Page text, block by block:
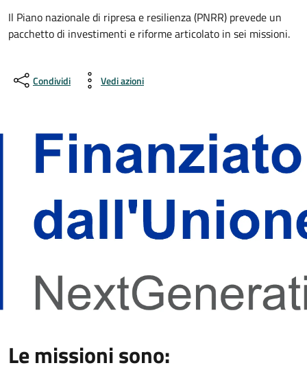
Il Piano nazionale di ripresa e resilienza (PNRR) prevede un
pacchetto di investimenti e riforme articolato in sei missioni.
Condividi Vedi azioni
Le missioni sono: